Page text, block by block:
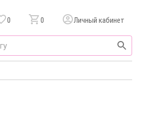
0 0 Личный кабинет